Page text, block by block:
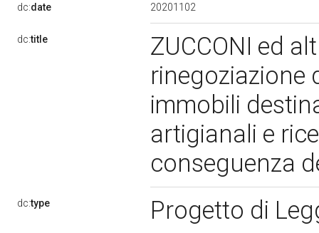
dc:date 20201102
dc:title
ZUCCONI ed
rinegoziazione
immobili
artigianali e
conseguenza
dc:type Progetto di